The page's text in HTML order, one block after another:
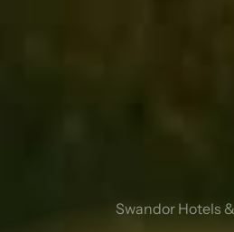
Swandor Hotels